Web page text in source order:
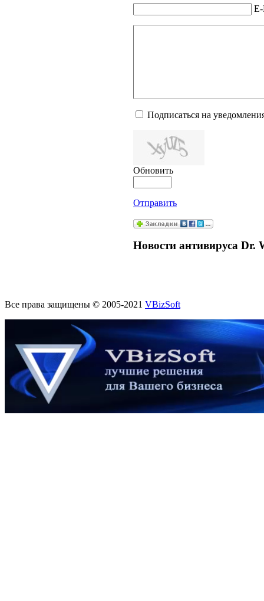
E-
Подписаться на
Обновить
Отправить
Новости антивируса Dr.
Все права защищены © 2005-2021 VBizSoft